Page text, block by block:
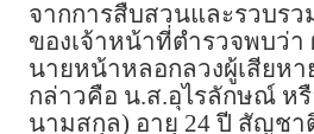
จากการสืบสวนและรวบร
ของเจ้าหน้าที่ตำรวจพบว่
นายหน้าหลอกลวงผู้เสียหา
กล่าวคือ น.ส.อุไรลักษณ์ หรื
นามสกุล) อายุ 24 ปี สัญชา